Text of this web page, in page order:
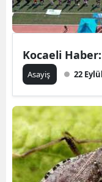
Kocaeli
Asayiş 22